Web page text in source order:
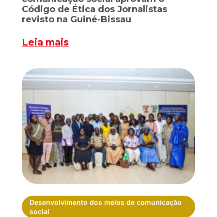
Código de Ética dos Jornalistas
revisto na Guiné-Bissau
Leia mais
Desenvolvimento dos meios de comunicação
social